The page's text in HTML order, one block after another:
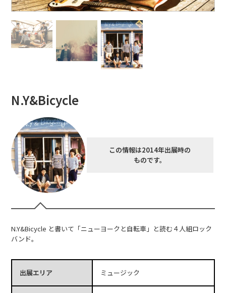
N.Y&Bicycle
この情報は2014年出展時の
ものです。
N.Y&Bicycle と書いて「ニューヨークと自転車」と読む４人組ロック
バンド。
出展エリア ミュージック